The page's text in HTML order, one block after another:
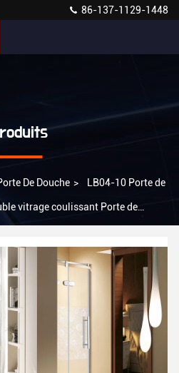
86-137-1129-1448
De Douche > LB04-10 Porte de
vitrage coulissant Porte de